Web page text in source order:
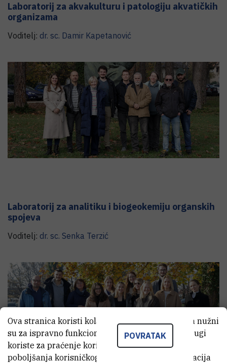
Laboratorij za akvakulturu i patologiju akvatičkih
organizama
Voditelj: dr. sc. Damir Kapetanović
Laboratorij za analitiku i biogeokemiju organskih
spojeva
Voditelj: dr. sc. Senka Terzić
POVRATAK
Ova stranica koristi kolačiće. Neki od tih kolačića nužni
su za ispravno funkcioniranje stranice, dok se drugi
koriste za praćenje korištenja stranice radi
poboljšanja korisničkog iskustva. Za više informacija